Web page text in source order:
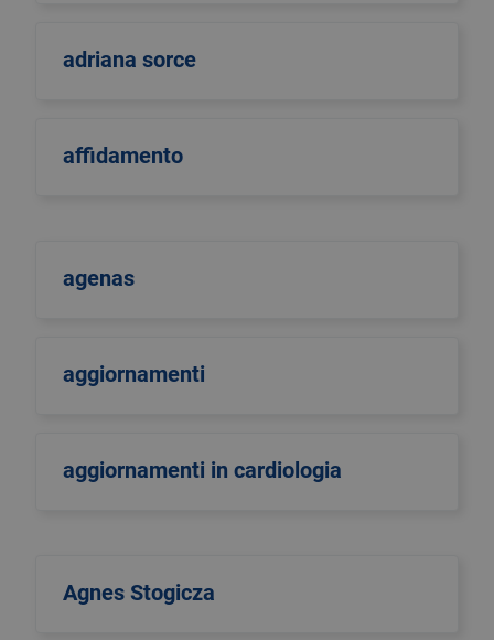
adriana sorce
affidamento
agenas
aggiornamenti
aggiornamenti in cardiologia
Agnes Stogicza